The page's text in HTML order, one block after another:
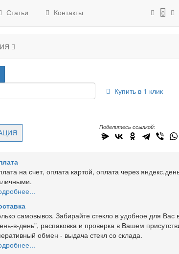
Статьи
Контакты
0
Nissan Боковое стекло Nissan Primera
Купить в 1 клик
Поделитесь ссылкой:
на счет, оплата картой, оплата через
самовывоз. Забирайте стекло в удобное для Вас
в-день", распаковка и проверка в Вашем
обмен - выдача стекл со склада.